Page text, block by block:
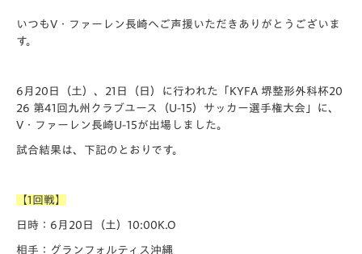
いつもV・ファーレン長崎へご声援いただきありがとうございま
す。
6月20日（土）、21日（日）に行われた「️KYFA 堺整形外科杯20
26 第41回九州クラブユース（U-15）サッカー選手権大会」に、
V・ファーレン長崎U-15が出場しました。
試合結果は、下記のとおりです。
【1回戦】
日時：6月20日（土）10:00K.O
相手：グランフォルティス沖縄